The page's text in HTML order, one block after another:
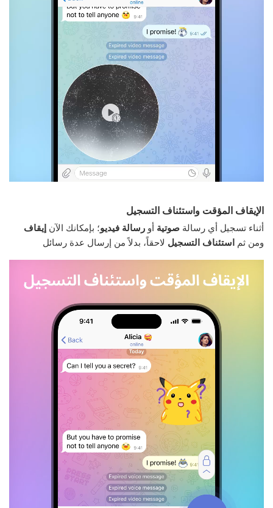
الإيقاف المؤقت واستئناف التسجيل
أثناء تسجيل أي رسالة صوتية أو رسالة فيديو؛ بإمكانك الآن إيقاف
ومن ثم استئناف التسجيل لاحقاً، بدلاً من إرسال عدة رسائل